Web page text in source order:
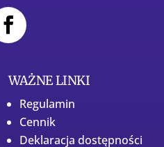
WAŻNE LINKI
Regulamin
Cennik
Deklaracja dostępności